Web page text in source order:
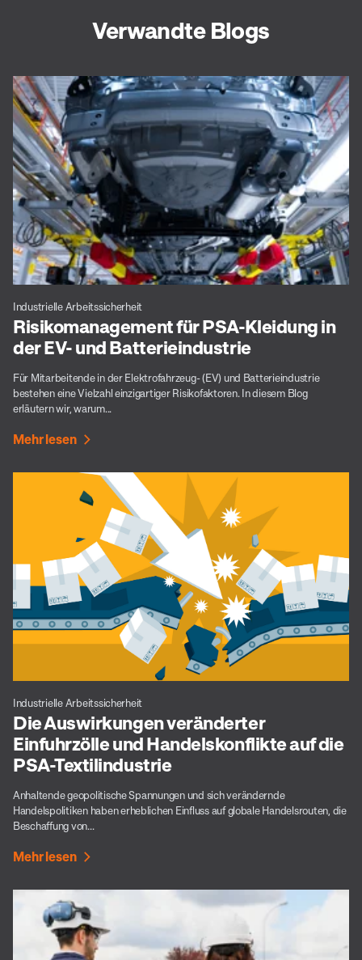
Verwandte Blogs
Industrielle Arbeitssicherheit
Risikomanagement für PSA-Kleidung in
der EV- und Batterieindustrie
Für Mitarbeitende in der Elektrofahrzeug- (EV) und Batterieindustrie
bestehen eine Vielzahl einzigartiger Risikofaktoren. In diesem Blog
erläutern wir, warum...
Mehr lesen
Industrielle Arbeitssicherheit
Die Auswirkungen veränderter
Einfuhrzölle und Handelskonflikte auf die
PSA-Textilindustrie
Anhaltende geopolitische Spannungen und sich verändernde
Handelspolitiken haben erheblichen Einfluss auf globale Handelsrouten, die
Beschaffung von...
Mehr lesen